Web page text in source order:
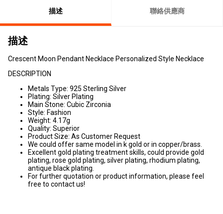
描述 聯絡供應商
描述
Crescent Moon Pendant Necklace Personalized Style Necklace
DESCRIPTION
Metals Type: 925 Sterling Silver
Plating: Silver Plating
Main Stone: Cubic Zirconia
Style: Fashion
Weight: 4.17g
Quality: Superior
Product Size: As Customer Request
We could offer same model in k gold or in copper/brass.
Excellent gold plating treatment skills, could provide gold
plating, rose gold plating, silver plating, rhodium plating,
antique black plating.
For further quotation or product information, please feel
free to contact us!